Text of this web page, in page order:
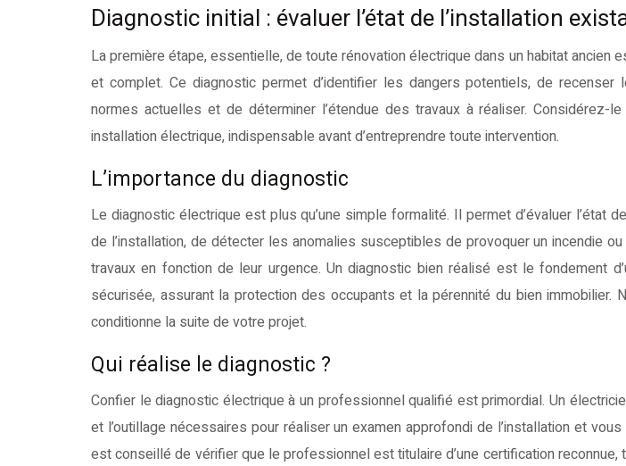
Diagnostic initial : évaluer l’état de l’installation
La première étape, essentielle, de toute rénovation électrique dans un habitat ancien
et complet. Ce diagnostic permet d’identifier les dangers potentiels, de recenser
normes actuelles et de déterminer l’étendue des travaux à réaliser. Considérez-
installation électrique, indispensable avant d’entreprendre toute intervention.
L’importance du diagnostic
Le diagnostic électrique est plus qu’une simple formalité. Il permet d’évaluer l’état
de l’installation, de détecter les anomalies susceptibles de provoquer un incendie
travaux en fonction de leur urgence. Un diagnostic bien réalisé est le fondement
sécurisée, assurant la protection des occupants et la pérennité du bien immobilier.
conditionne la suite de votre projet.
Qui réalise le diagnostic ?
Confier le diagnostic électrique à un professionnel qualifié est primordial. Un
et l’outillage nécessaires pour réaliser un examen approfondi de l’installation et
est conseillé de vérifier que le professionnel est titulaire d’une certification